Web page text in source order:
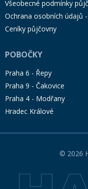
Všeobecné podmínky
Ochrana osobních údajů
Ceníky půjčovny
POBOČKY
Praha 6 - Řepy
Praha 9 - Čakovice
Praha 4 - Modřany
Hradec Králové
© 2026